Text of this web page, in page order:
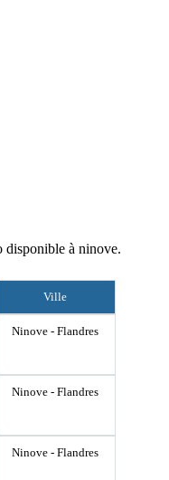
disponible à ninove.
Ville
Ninove - Flandres
Ninove - Flandres
Ninove - Flandres